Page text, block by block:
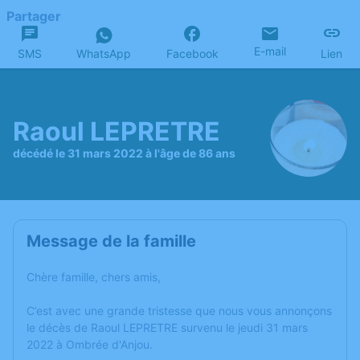
Partager
SMS WhatsApp Facebook E-mail Lien
Raoul LEPRETRE
décédé le 31 mars 2022 à l'âge de 86 ans
Message de la famille
Chère famille, chers amis,
C’est avec une grande tristesse que nous vous annonçons
le décès de Raoul LEPRETRE survenu le jeudi 31 mars
2022 à Ombrée d'Anjou.